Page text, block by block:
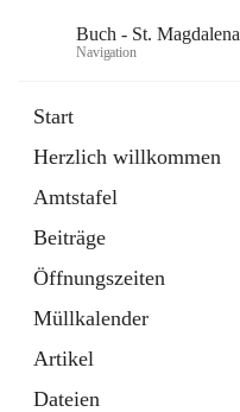
Buch - St. Magdalena
Navigation
Start
Herzlich willkommen
Amtstafel
Beiträge
Öffnungszeiten
Müllkalender
Artikel
Dateien
11 Schnellzugriffe
Bürgerservice
10 Schnellzugriffe